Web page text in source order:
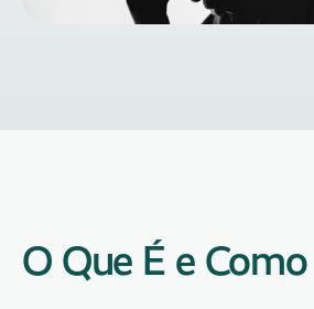
O Que É e